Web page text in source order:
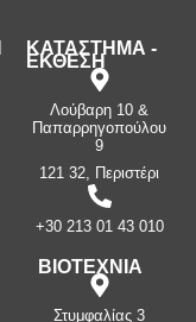
ΚΑΤΑΣΤΗΜΑ -
ΕΚΘΕΣΗ
Λούβαρη 10 &
Παπαρρηγοπούλου
9
121 32, Περιστέρι
+30 213 01 43 010
ΒΙΟΤΕΧΝΙΑ
Στυμφαλίας 3